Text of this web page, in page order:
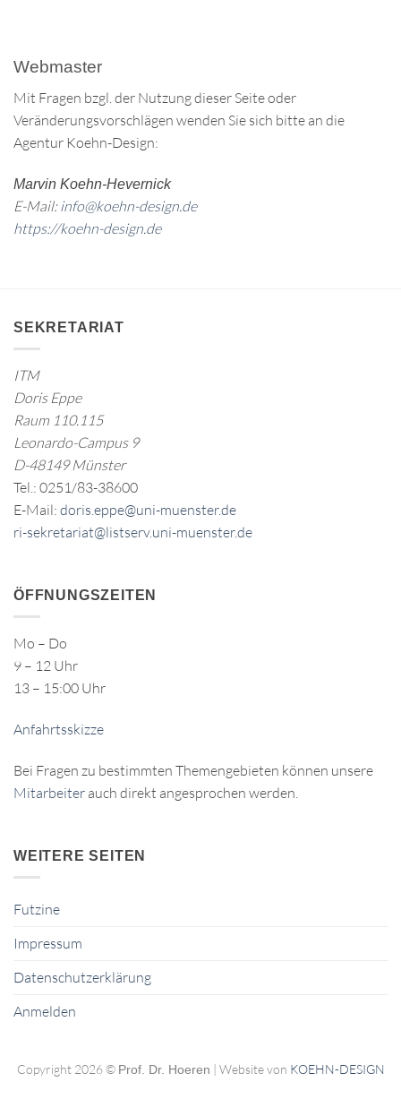
Webmaster
Mit Fragen bzgl. der Nutzung dieser Seite oder
Veränderungsvorschlägen wenden Sie sich bitte an die
Agentur Koehn-Design:
Marvin Koehn-Hevernick
E-Mail: info@koehn-design.de
https://koehn-design.de
SEKRETARIAT
ITM
Doris Eppe
Raum 110.115
Leonardo-Campus 9
D-48149 Münster
Tel.: 0251/83-38600
E-Mail: doris.eppe@uni-muenster.de
ri-sekretariat@listserv.uni-muenster.de
ÖFFNUNGSZEITEN
Mo – Do
9 – 12 Uhr
13 – 15:00 Uhr
Anfahrtsskizze
Bei Fragen zu bestimmten Themengebieten können unsere
Mitarbeiter auch direkt angesprochen werden.
WEITERE SEITEN
Futzine
Impressum
Datenschutzerklärung
Anmelden
Copyright 2026 © Prof. Dr. Hoeren | Website von KOEHN-DESIGN